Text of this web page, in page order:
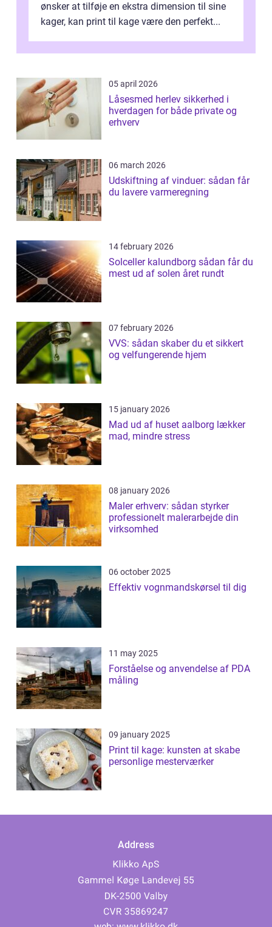
ønsker at tilføje en ekstra dimension til sine
kager, kan print til kage være den perfekt...
05 april 2026
Låsesmed herlev sikkerhed i
hverdagen for både private og
erhverv
06 march 2026
Udskiftning af vinduer: sådan får
du lavere varmeregning
14 february 2026
Solceller kalundborg sådan får du
mest ud af solen året rundt
07 february 2026
VVS: sådan skaber du et sikkert
og velfungerende hjem
15 january 2026
Mad ud af huset aalborg lækker
mad, mindre stress
08 january 2026
Maler erhverv: sådan styrker
professionelt malerarbejde din
virksomhed
06 october 2025
Effektiv vognmandskørsel til dig
11 may 2025
Forståelse og anvendelse af PDA
måling
09 january 2025
Print til kage: kunsten at skabe
personlige mesterværker
Address